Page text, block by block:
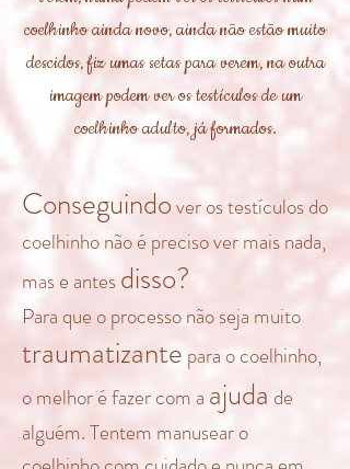
coelhinho ainda novo, ainda não estão muito
descidos, fiz umas setas para verem, na outra
imagem podem ver os testículos de um
coelhinho adulto, já formados.
Conseguindover os testículos do
coelhinho não é preciso ver mais nada,
mas e antesdisso?
Para que o processo não seja muito
traumatizante para o coelhinho,
o melhor é fazer com a ajuda de
alguém.Tentem manusear o